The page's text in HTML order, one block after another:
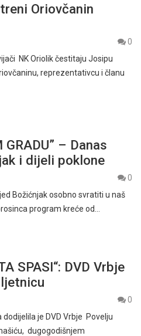
Oriovčanin
0
NK Oriolik čestitaju Josipu
reprezentativcu i članu
GRADU” – Danas
i dijeli poklone
0
Božićnjak osobno svratiti u naš
program kreće od…
SPASI“: DVD Vrbje
0
je DVD Vrbje Povelju
dugogodišnjem